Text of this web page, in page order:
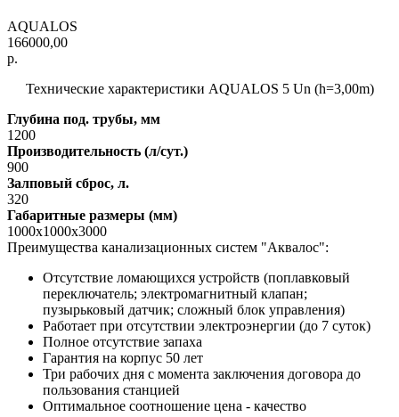
AQUALOS
166000,00
р.
Технические характеристики AQUALOS 5 Un (h=3,00m)
Глубина под. трубы, мм
1200
Производительность (л/сут.)
900
Залповый сброс, л.
320
Габаритные размеры (мм)
1000х1000х3000
Преимущества канализационных систем "Аквалос":
Отсутствие ломающихся устройств (поплавковый
переключатель; электромагнитный клапан;
пузырьковый датчик; сложный блок управления)
Работает при отсутствии электроэнергии (до 7 суток)
Полное отсутствие запаха
Гарантия на корпус 50 лет
Три рабочих дня с момента заключения договора до
пользования станцией
Оптимальное соотношение цена - качество